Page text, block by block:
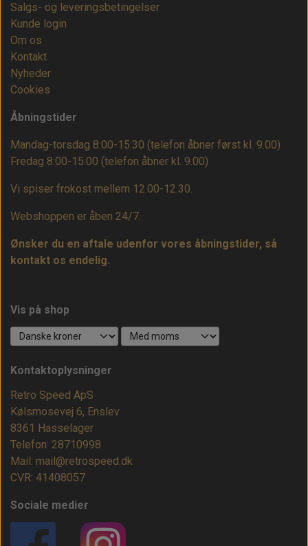
Salgs- og leveringsbetingelser
Kunde login
Om os
Kontakt
Nyheder
Cookies
Åbningstider
Mandag-torsdag 8:00-15:30 (telefon åbner først kl. 9.00)
Fredag 8:00-15:00 (telefon åbner kl. 9.00)
Vi spiser frokost mellem 12.00-12.30.
Webshoppen er åben 24/7.
Ønsker du en aftale udenfor vores åbningstider, så
kontakt os endelig.
Vis på shop
Kontaktoplysninger
Retro Speed ApS
Kølsmosevej 6, Enslev
8361 Hasselager
Telefon: 28710998
Mail: mail@retrospeed.dk
CVR: 41408057
Sociale medier